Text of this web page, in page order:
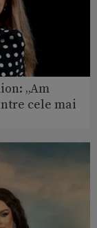
„Am
cele mai